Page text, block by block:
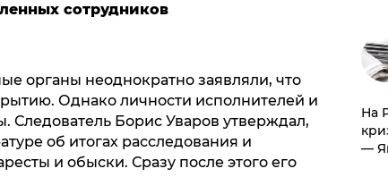
сотрудников
органы неоднократно заявляли, что
Однако личности исполнителей и
Следователь Борис Уваров утверждал,
об итогах расследования и
и обыски. Сразу после этого его
На
—